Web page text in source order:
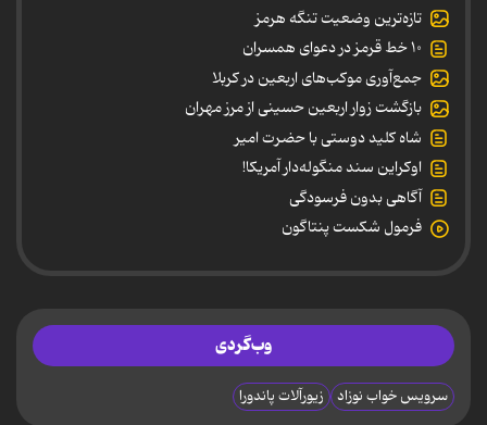
تازه‌ترین وضعیت تنگه هرمز
۱۰ خط قرمز در دعوای همسران
جمع‌آوری موکب‌های اربعین در کربلا
بازگشت زوار اربعین حسینی از مرز مهران
شاه کلید دوستی با حضرت امیر
اوکراین سند منگوله‌دار آمریکا!
آگاهی بدون فرسودگی
فرمول شکست پنتاگون
وب‌گردی
سرویس خواب نوزاد زیورآلات پاندورا